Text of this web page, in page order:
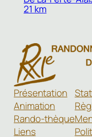
21 km
Présentation
Animation
Rando-thèque
Liens